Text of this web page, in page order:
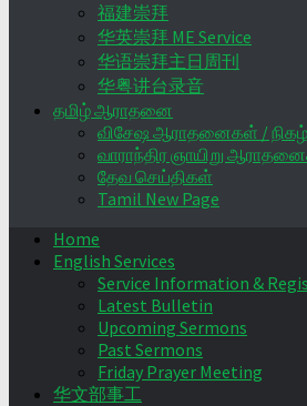
福建崇拜
华英崇拜 ME Service
华语崇拜主日周刊
华粤讲台录音
தமிழ் ஆராதனை
விசேஷ ஆராதனைகள் /
வாராந்திர ஞாயிறு
தேவ செய்திகள்
Tamil New Page
Home
English Services
Service Information &
Latest Bulletin
Upcoming Sermons
Past Sermons
Friday Prayer Meeting
华文部事工